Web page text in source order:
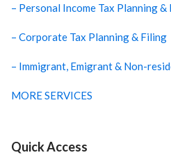
– Personal Income Tax Planning &
– Corporate Tax Planning & Filing
– Immigrant, Emigrant & Non-
MORE SERVICES
Quick Access